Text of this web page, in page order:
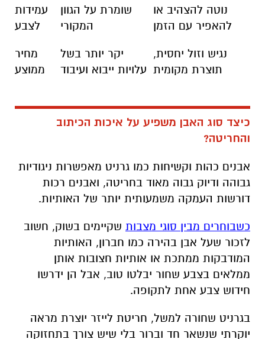
נוטה להצהיב או
להאפיר עם הזמן
שומרת על הגוון
המקורי
עמידות
לצבע
נגיש וזול יחסית,
תוצרת מקומית
יקר יותר בשל
עלויות ייבוא ועיבוד
מחיר
ממוצע
כיצד סוג האבן משפיע על איכות הכיתוב
והחריטה?
אבנים כהות וקשיחות כמו גרניט מאפשרות ניגודיות
גבוהה ודיוק גבוה מאוד בחריטה, ואבנים רכות
דורשות העמקה משמעותית יותר של האותיות.
כשבוחרים מבין סוגי מצבות שקיימים בשוק, חשוב
לזכור שעל אבן בהירה כמו חברון, האותיות
המודבקות ממתכת או אותיות חצובות אותן
ממלאים בצבע שחור יבלטו טוב, אבל הן ידרשו
חידוש צבע אחת לתקופה.
בגרניט שחורה למשל, חריטת לייזר יוצרת מראה
יוקרתי שנשאר חד וברור בלי שיש צורך בתחזוקה